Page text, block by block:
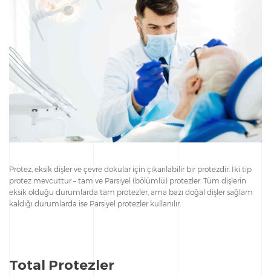
Protez, eksik dişler ve çevre dokular için çıkarılabilir bir protezdir. İki tip
protez mevcuttur – tam ve Parsiyel (bölümlü) protezler. Tüm dişlerin
eksik olduğu durumlarda tam protezler, ama bazı doğal dişler sağlam
kaldığı durumlarda ise Parsiyel protezler kullanılır.
Total Protezler